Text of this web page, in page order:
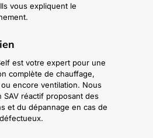
vous expliquent le
est votre expert pour une
complète de chauffage,
encore ventilation. Nous
SAV réactif proposant des
et du dépannage en cas de